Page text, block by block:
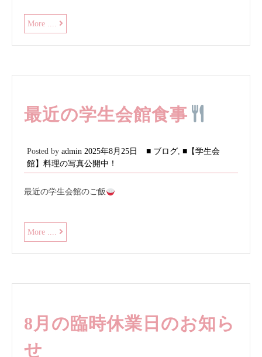
More .... 学
生
会
最近の学生会館食事
Posted by admin 2025年8月25日 ■ ブログ, ■【学生会
館】料理の写真公開中！
最近の学生会館のご飯
More .... 最
近
の
食
事
8月の臨時休業日のお知ら
せ